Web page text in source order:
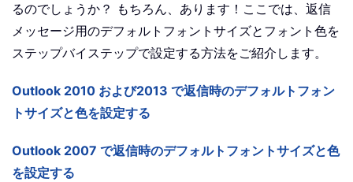
るのでしょうか？ もちろん、あります！ここでは、返信
メッセージ用のデフォルトフォントサイズとフォント色を
ステップバイステップで設定する方法をご紹介します。
Outlook 2010 および2013 で返信時のデフォルトフォン
トサイズと色を設定する
Outlook 2007 で返信時のデフォルトフォントサイズと色
を設定する